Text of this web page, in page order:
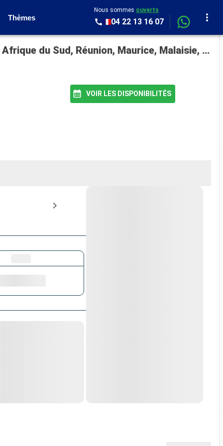
Thèmes
Nous sommes ouverts
04 22 13 16 07
Croisière Queen Elizabeth : Royaume-Uni, Portugal, Tenerife, Saint Vincent-et-les-Grenadines, Afrique du Sud, Réunion, Maurice, Malaisie, Singapour, Chine, Japon au départ de Southampton
VOIR LES DISPONIBILITÉS